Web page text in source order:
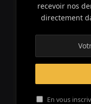
recevoir nos
directement
En vous